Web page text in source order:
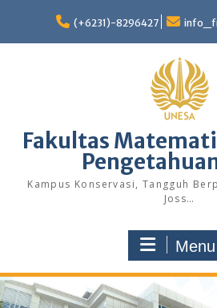
content
(+6231)-8296427
Fakultas
Kampus Konservasi, Tangguh
Joss…
Menu